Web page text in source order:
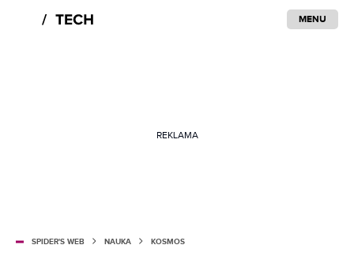
MENU
REKLAMA
SPIDER'S WEB NAUKA KOSMOS